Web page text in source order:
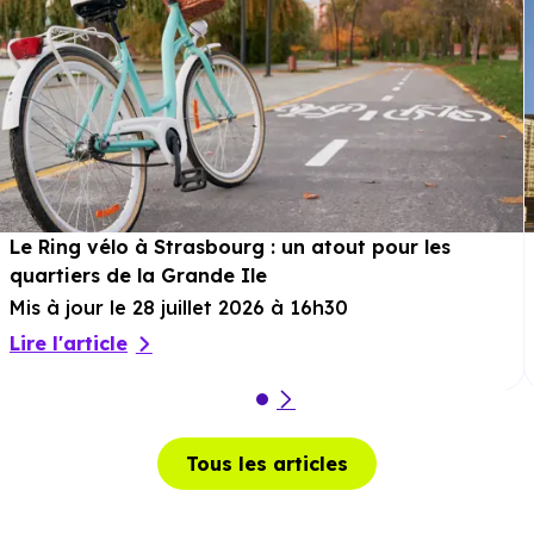
min en voiture ou à 1.4 km, soit 16 min à pied.
Services :
Police : Gendarmerie - Brigade de Schirmeck
à 8.9
km, soit 10 min en voiture ou à 7.6 km, soit 1h 30 min à
pied
Poste :La Poste Wisches à 2.3 km, soit 3 min en voiture
ou à 1.9 km, soit 22 min à pied
Médiathèque la Locomotive
Le Ring vélo à Strasbourg : un atout pour les
quartiers de la Grande Ile
Mis à jour le 28 juillet 2026 à 16h30
Lire l'article
Tous les articles